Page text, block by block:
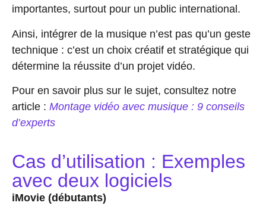
importantes, surtout pour un public international.
Ainsi, intégrer de la musique n’est pas qu’un geste
technique : c’est un choix créatif et stratégique qui
détermine la réussite d’un projet vidéo.
Pour en savoir plus sur le sujet, consultez notre
article : Montage vidéo avec musique : 9 conseils
d’experts
Cas d’utilisation : Exemples
avec deux logiciels
iMovie (débutants)